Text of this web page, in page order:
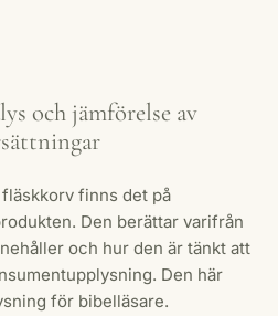
och jämförelse av
finns det på
Den berättar varifrån
och hur den är tänkt att
Den här
för bibelläsare.